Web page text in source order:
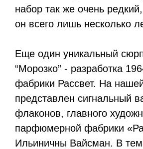
набор так же очень
он всего лишь несколько
Еще один уникальный
“Морозко” - разработка
фабрики Рассвет. На
представлен сигнальный
флаконов, главного
парфюмерной фабрики
Ильиничны Вайсман. В